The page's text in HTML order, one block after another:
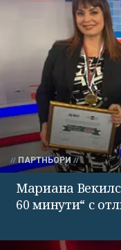
ПАРТНЬОРИ
Мариана
60 минути“ с